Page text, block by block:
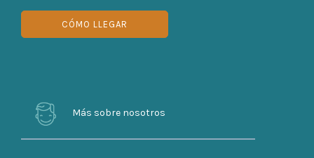
CÓMO LLEGAR
Más sobre nosotros